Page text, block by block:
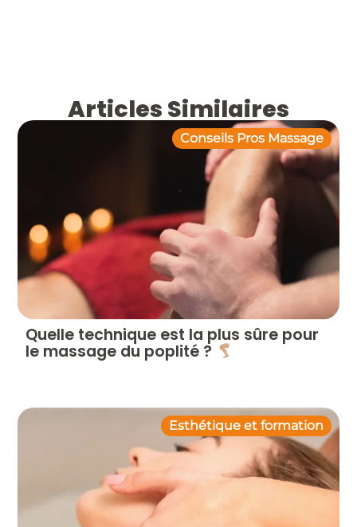
Articles Similaires
Conseils Pros Massage
Quelle technique est la plus sûre pour
le massage du poplité ?
Esthétique et formation